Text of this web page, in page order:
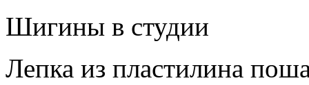
Шигины в студии
Лепка из пластилина